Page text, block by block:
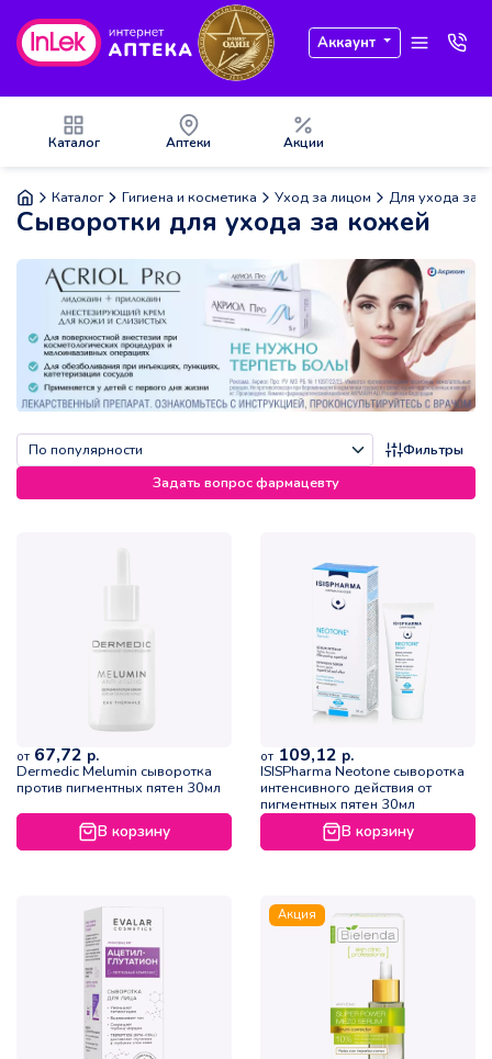
Аккаунт
Каталог Аптеки Акции
Каталог Гигиена и косметика Уход за лицом Для ухода за
Сыворотки для ухода за кожей
Фильтры
Задать вопрос фармацевту
от 67,72 р.
Dermedic Melumin сыворотка
против пигментных пятен 30мл
В корзину
от 109,12 р.
ISISPharma Neotone сыворотка
интенсивного действия от
пигментных пятен 30мл
В корзину
Акция